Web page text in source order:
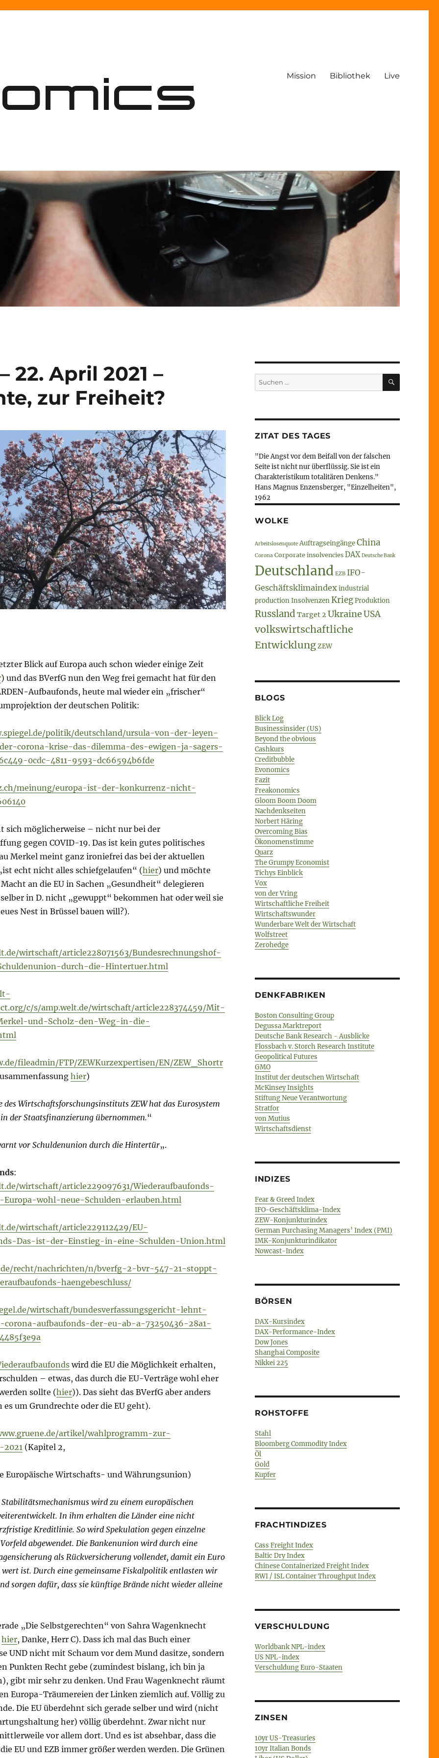
Mission Bibliothek Live
April 2021 –
zur Freiheit?
Blick auf Europa auch schon wieder einige Zeit
) und das BVerfG nun den Weg frei gemacht hat für den
Aufbaufonds, heute mal wieder ein „frischer“
der deutschen Politik:
politik/deutschland/ursula-von-der-leyen-
corona-krise-das-dilemma-des-ewigen-ja-sagers-
0cdc-4811-9593-dc66594b6fde
meinung/europa-ist-der-konkurrenz-nicht-
sich möglicherweise – nicht nur bei der
gegen COVID-19. Das ist kein gutes politisches
Merkel meint ganz ironiefrei das bei der aktuellen
echt nicht alles schiefgelaufen“ (hier) und möchte
an die EU in Sachen „Gesundheit“ delegieren
in D. nicht „gewuppt“ bekommen hat oder weil sie
Nest in Brüssel bauen will?).
wirtschaft/article228071563/Bundesrechnungshof-
durch-die-Hintertuer.html
c/s/amp.welt.de/wirtschaft/article228374459/Mit-
und-Scholz-den-Weg-in-die-
fileadmin/FTP/ZEWKurzexpertisen/EN/ZEW_Shortr
hier)
des WirtschaftsforschungsinstitutsZEWhat das Eurosystem
der Staatsfinanzierung übernommen.“
vor Schuldenunion durch die Hintertür„.
:
wirtschaft/article229097631/Wiederaufbaufonds-
Europa-wohl-neue-Schulden-erlauben.html
wirtschaft/article229112429/EU-
Das-ist-der-Einstieg-in-eine-Schulden-Union.html
recht/nachrichten/n/bverfg-2-bvr-547-21-stoppt-
haengebeschluss/
wirtschaft/bundesverfassungsgericht-lehnt-
corona-aufbaufonds-der-eu-ab-a-73250436-28a1-
wird die EU die Möglichkeit erhalten,
– etwas, das durch die EU-Verträge wohl eher
sollte (hier)). Das sieht das BVerfG aber anders
es um Grundrechte oder die EU geht).
artikel/wahlprogramm-zur-
2021(Kapitel 2,
Europäische Wirtschafts- und Währungsunion)
Stabilitätsmechanismus wird zu einem europäischen
In ihm erhalten die Länder eine nicht
Kreditlinie. So wird Spekulation gegen einzelne
abgewendet. Die Bankenunion wird durch eine
als Rückversicherung vollendet, damit ein Euro
ist. Durch eine gemeinsame Fiskalpolitik entlasten wir
sorgen dafür, dass sie künftige Brände nicht wieder alleine
„Die Selbstgerechten“ von Sahra Wagenknecht
hier, Danke, Herr C). Dass ich mal das Buch einer
UND nicht mit Schaum vor dem Mund dasitze, sondern
Punkten Recht gebe (zumindest bislang, ich bin ja
gibt mir sehr zu denken. Und Frau Wagenknecht räumt
Europa-Träumereien der Linken ziemlich auf. Völlig zu
Die EU überdehnt sich gerade selber und wird (nicht
her) völlig überdehnt. Zwar nicht nur
vor allem dort. Und es ist absehbar, dass die
EU und EZB immer größer werden werden. Die Grünen
Suche
nach:
SUCHEN
ZITAT DES TAGES
"Die Angst vor dem Beifall von der falschen
Seite ist nicht nur überflüssig. Sie ist ein
Charakteristikum totalitären Denkens."
Hans Magnus Enzensberger, "Einzelheiten",
1962
WOLKE
Arbeitslosenquote AuftragseingängeChina
Corona Corporate insolvencies DAX Deutsche Bank
Deutschland EZB IFO-
Geschäftsklimaindexindustrial
productionInsolvenzenKriegProduktion
Russland Target 2 UkraineUSA
volkswirtschaftliche
EntwicklungZEW
BLOGS
Blick Log
Businessinsider (US)
Beyond the obvious
Cashkurs
Creditbubble
Evonomics
Fazit
Freakonomics
Gloom Boom Doom
Nachdenkseiten
Norbert Häring
Overcoming Bias
Ökonomenstimme
Quarz
The Grumpy Economist
Tichys Einblick
Vox
von der Vring
Wirtschaftliche Freiheit
Wirtschaftswunder
Wunderbare Welt der Wirtschaft
Wolfstreet
Zerohedge
DENKFABRIKEN
Boston Consulting Group
Degussa Marktreport
Deutsche Bank Research - Ausblicke
Flossbach v. Storch Research Institute
Geopolitical Futures
GMO
Institut der deutschen Wirtschaft
McKinsey Insights
Stiftung Neue Verantwortung
Stratfor
von Mutius
Wirtschaftsdienst
INDIZES
Fear & Greed Index
IFO-Geschäftsklima-Index
ZEW-Konjunkturindex
German Purchasing Managers’ Index (PMI)
IMK-Konjunkturindikator
Nowcast-Index
BÖRSEN
DAX-Kursindex
DAX-Performance-Index
Dow Jones
Shanghai Composite
Nikkei 225
ROHSTOFFE
Stahl
Bloomberg Commodity Index
Öl
Gold
Kupfer
FRACHTINDIZES
Cass Freight Index
Baltic Dry Index
Chinese Containerized Freight Index
RWI / ISL Container Throughput Index
VERSCHULDUNG
Worldbank NPL-index
US NPL-index
Verschuldung Euro-Staaten
ZINSEN
10yr US-Treasuries
10yr Italian Bonds